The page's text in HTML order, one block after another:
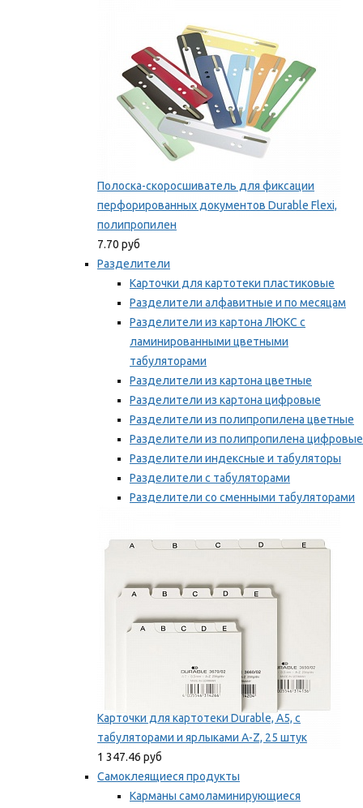
Полоска-скоросшиватель для фиксации
перфорированных документов Durable Flexi,
полипропилен
7.70 руб
Разделители
Карточки для картотеки пластиковые
Разделители алфавитные и по месяцам
Разделители из картона ЛЮКС с
ламинированными цветными
табуляторами
Разделители из картона цветные
Разделители из картона цифровые
Разделители из полипропилена цветные
Разделители из полипропилена цифровые
Разделители индексные и табуляторы
Разделители с табуляторами
Разделители со сменными табуляторами
Карточки для картотеки Durable, A5, с
табуляторами и ярлыками A-Z, 25 штук
1 347.46 руб
Самоклеящиеся продукты
Карманы самоламинирующиеся